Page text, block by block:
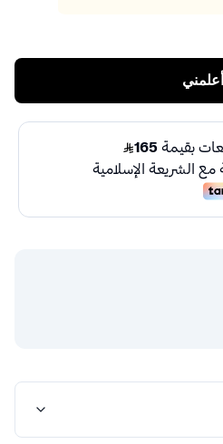
أعلمني